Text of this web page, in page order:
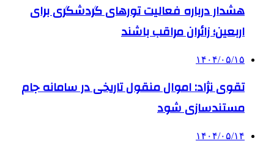
هشدار درباره فعالیت تورهای گردشگری برای
اربعین؛ زائران مراقب باشند
۱۴۰۴/۰۵/۱۵
تقوی نژاد: اموال منقول تاریخی در سامانه جام
مستندسازی شود
۱۴۰۴/۰۵/۱۴